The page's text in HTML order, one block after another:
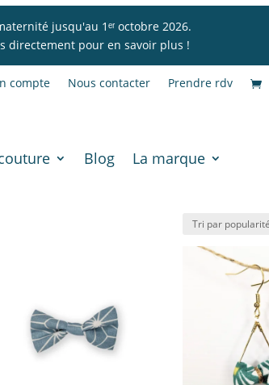
jusqu'au 1ᵉʳ octobre 2026.
directement pour en savoir plus !
compte Nous contacter Prendre rdv
Blog La marque